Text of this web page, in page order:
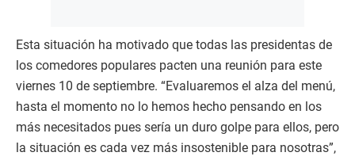
Esta situación ha motivado que todas las presidentas de
los comedores populares pacten una reunión para este
viernes 10 de septiembre. “Evaluaremos el alza del menú,
hasta el momento no lo hemos hecho pensando en los
más necesitados pues sería un duro golpe para ellos, pero
la situación es cada vez más insostenible para nosotras”,